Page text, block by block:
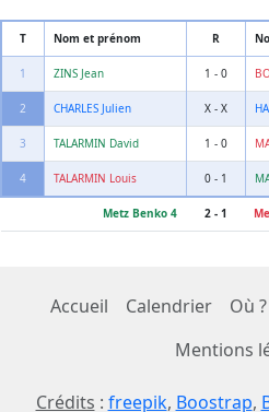
T Nom et prénom R
1 ZINS Jean 1 - 0
2 CHARLES Julien X - X
3 TALARMIN David 1 - 0
4 TALARMIN Louis 0 - 1
Metz Benko 4 2 - 1
Accueil Calendrier Où ?
Mentions
Crédits : freepik, Boostrap,